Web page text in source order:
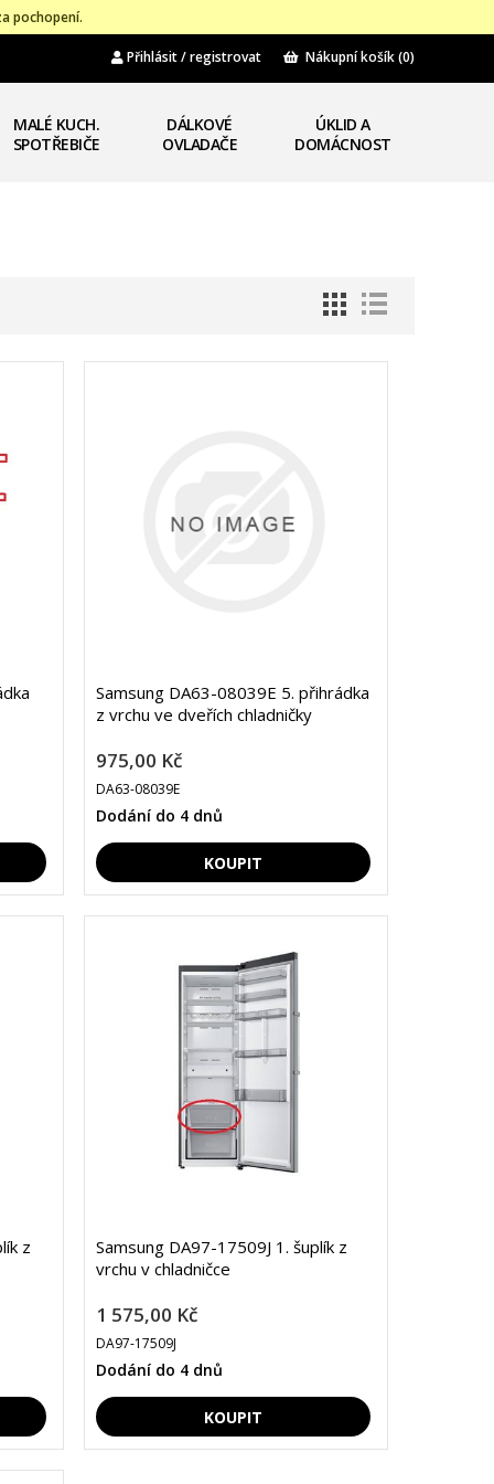
pochopení.
Přihlásit / registrovat Nákupní košík(0)
MALÉ KUCH.
SPOTŘEBIČE
DÁLKOVÉ
OVLADAČE
ÚKLID A
DOMÁCNOST
Samsung DA63-08039E 5. přihrádka
z vrchu ve dveřích chladničky
975,00 Kč
DA63-08039E
Dodání do 4 dnů
z
Samsung DA97-17509J 1. šuplík z
vrchu v chladničce
1 575,00 Kč
DA97-17509J
Dodání do 4 dnů